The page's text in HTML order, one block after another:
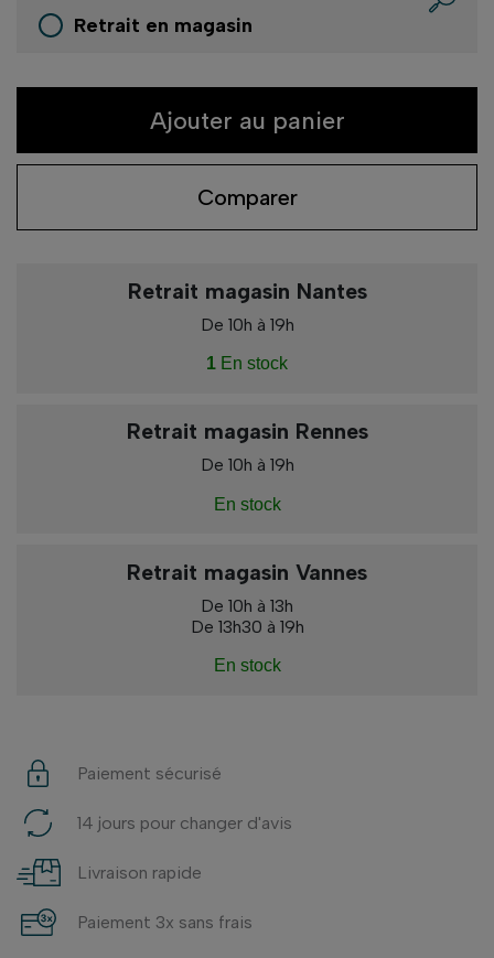
Retrait en magasin
Ajouter au panier
Comparer
Retrait magasin Nantes
De 10h à 19h
1 En stock
Retrait magasin Rennes
De 10h à 19h
En stock
Retrait magasin Vannes
De 10h à 13h
De 13h30 à 19h
En stock
Paiement sécurisé
14 jours pour changer d'avis
Livraison rapide
Paiement 3x sans frais